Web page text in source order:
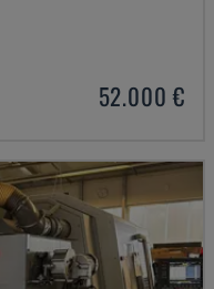
52.000 €